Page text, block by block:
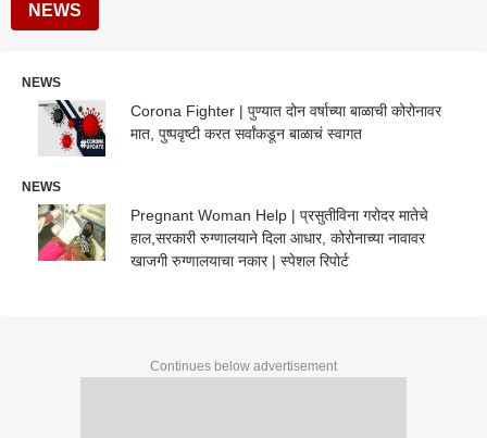
NEWS
NEWS
Corona Fighter | पुण्यात दोन वर्षाच्या बाळाची कोरोनावर
मात, पुष्पवृष्टी करत सर्वांकडून बाळाचं स्वागत
NEWS
Pregnant Woman Help | प्रसुतीविना गरोदर मातेचे
हाल,सरकारी रुग्णालयाने दिला आधार, कोरोनाच्या नावावर
खाजगी रुग्णालयाचा नकार | स्पेशल रिपोर्ट
Continues below advertisement